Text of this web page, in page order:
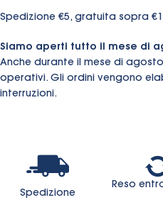
Spedizione €5, gratuita sopra
Siamo aperti tutto il mese di
Anche durante il mese di
operativi. Gli ordini vengono
interruzioni.
Spedizione
Reso